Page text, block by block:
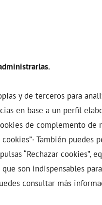
y de terceros para
en base a un perfil
de complemento de
También puedes
“Rechazar cookies”,
son indispensables
consultar más